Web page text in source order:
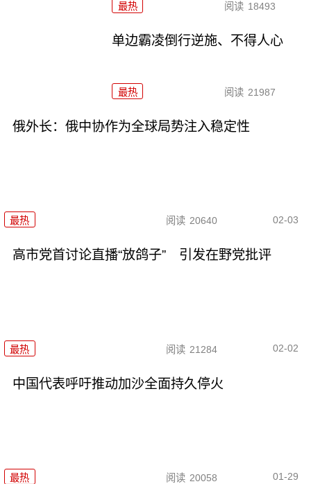
最热 阅读 18493
单边霸凌倒行逆施、不得人心
最热 阅读 21987
俄外长：俄中协作为全球局势注入稳定性
最热 阅读 20640 02-03
高市党首讨论直播“放鸽子” 引发在野党批评
最热 阅读 21284 02-02
中国代表呼吁推动加沙全面持久停火
最热 阅读 20058 01-29